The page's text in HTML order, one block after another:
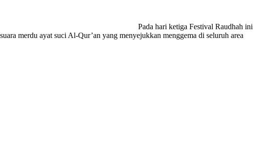
Pada hari ketiga Festival Raudhah ini
merdu ayat suci Al-Qur’an yang menyejukkan menggema di seluruh area